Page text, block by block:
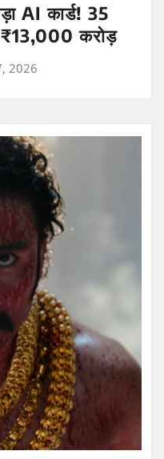
AI कार्ड! 35
₹13,000 करोड़
2026